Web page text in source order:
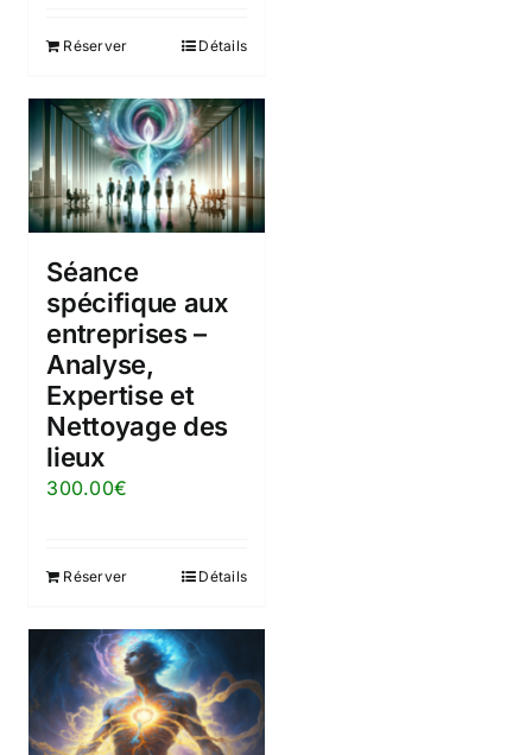
Réserver Détails
Séance
spécifique aux
entreprises –
Analyse,
Expertise et
Nettoyage des
lieux
300.00€
Réserver Détails